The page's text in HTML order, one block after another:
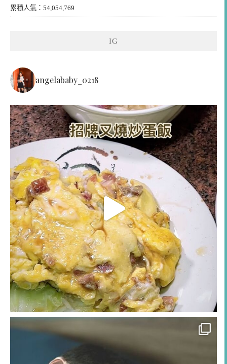
累積人氣：54,054,769
IG
angelababy_0218